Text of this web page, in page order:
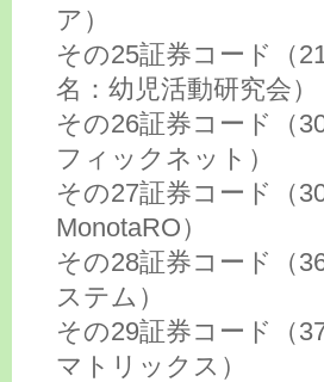
ア）
その25証券コード（
名：幼児活動研究会）
その26証券コード（
フィックネット）
その27証券コード（
MonotaRO）
その28証券コード（
ステム）
その29証券コード（
マトリックス）